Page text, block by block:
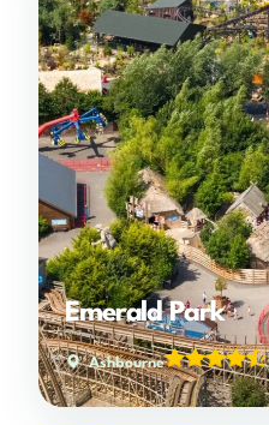
Emerald Park
Ashbourne